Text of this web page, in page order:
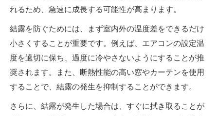
れるため、急速に成長する可能性が高まります。
結露を防ぐためには、まず室内外の温度差をできるだけ
小さくすることが重要です。例えば、エアコンの設定温
度を適切に保ち、過度に冷やさないようにすることが推
奨されます。また、断熱性能の高い窓やカーテンを使用
することで、結露の発生を抑制することができます。
さらに、結露が発生した場合は、すぐに拭き取ることが